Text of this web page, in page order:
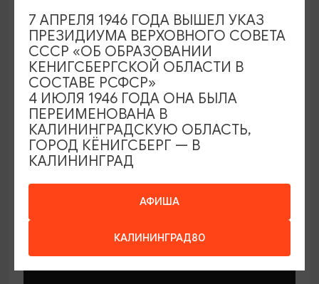
МАСТЕР-КЛАССЫ
Мастер-классы по керамике Елены
Бодяковой
Калининград, ул. Баранова, 45
АФИША
КАЛИНИНГРАД80
7 АПРЕЛЯ 1946 ГОДА ВЫШЕЛ УКАЗ
ПРЕЗИДИУМА ВЕРХОВНОГО СОВЕТА
СССР «ОБ ОБРАЗОВАНИИ
КЕНИГСБЕРГСКОЙ ОБЛАСТИ В
СОСТАВЕ РСФСР»
4 ИЮЛЯ 1946 ГОДА ОНА БЫЛА
ПЕРЕИМЕНОВАНА В
КАЛИНИНГРАДСКУЮ ОБЛАСТЬ,
ГОРОД КЁНИГСБЕРГ — В
КАЛИНИНГРАД